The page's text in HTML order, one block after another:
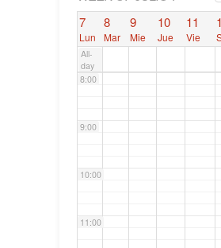
7
Lun
8
Mar
9
Mie
10
Jue
11
Vie
All-
day
7:00
8:00
9:00
10:00
11:00